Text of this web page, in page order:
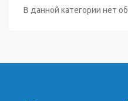
В данной категории нет